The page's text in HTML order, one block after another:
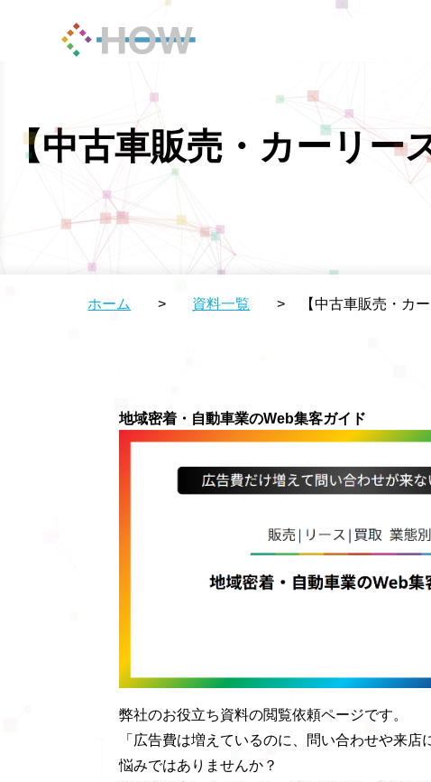
【中古車販売・カーリ
ホーム > 資料一覧 > 【中古車販売・カ
地域密着・自動車業のWeb集客ガイド
弊社のお役立ち資料の閲覧依頼ページです。
「広告費は増えているのに、問い合わせや来店
悩みではありませんか？